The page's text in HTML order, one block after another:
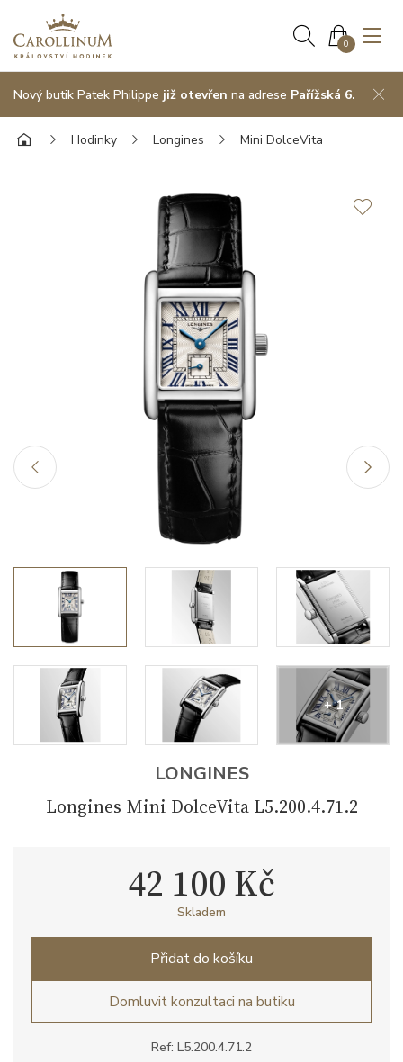
0
Nový butik Patek Philippe již otevřen na adrese Pařížská 6.
Hodinky Longines Mini DolceVita
+ 1
LONGINES
Longines Mini DolceVita L5.200.4.71.2
Ref: L5.200.4.71.2
42 100 Kč
Skladem
Přidat do košíku
Domluvit konzultaci na butiku